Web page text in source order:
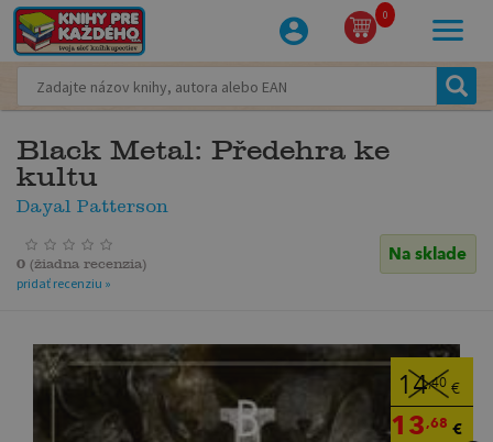
0
Black Metal: Předehra ke
kultu
Dayal Patterson
Na sklade
0 (žiadna recenzia)
pridať recenziu »
14,40 €
13,68 €